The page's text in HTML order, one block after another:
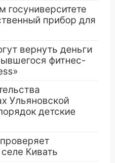
госуниверситете
прибор для
вернуть деньги
фитнес-
Ульяновской
детские
Кивать